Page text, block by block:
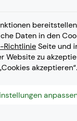
L 170 darkblue, i-
MF 4450, i-
4700 Series, i-
w, i-SENSYS MF
Daten in den
RichtlinieSeite und
Website zu